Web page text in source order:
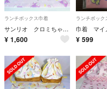
ランチボックス巾着
サンリオ クロミちゃん お弁当袋 コップ袋 ランチョンマット
¥ 1,600
ランチボック
巾着 マイ
¥ 599